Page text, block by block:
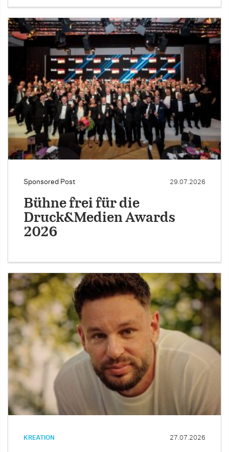
Sponsored Post 29.07.2026
Bühne frei für die
Druck&Medien Awards
2026
KREATION 27.07.2026